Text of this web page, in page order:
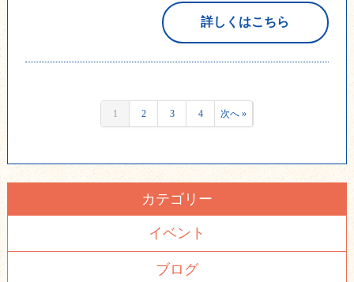
詳しくはこちら
1 2 3 4 次へ »
カテゴリー
イベント
ブログ